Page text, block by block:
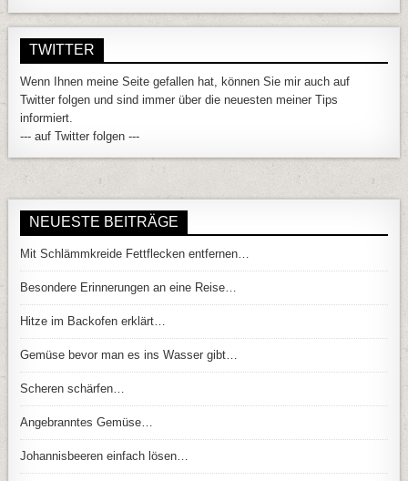
TWITTER
Wenn Ihnen meine Seite gefallen hat, können Sie mir auch auf
Twitter folgen und sind immer über die neuesten meiner Tips
informiert.
--- auf Twitter folgen ---
NEUESTE BEITRÄGE
Mit Schlämmkreide Fettflecken entfernen…
Besondere Erinnerungen an eine Reise…
Hitze im Backofen erklärt…
Gemüse bevor man es ins Wasser gibt…
Scheren schärfen…
Angebranntes Gemüse…
Johannisbeeren einfach lösen…